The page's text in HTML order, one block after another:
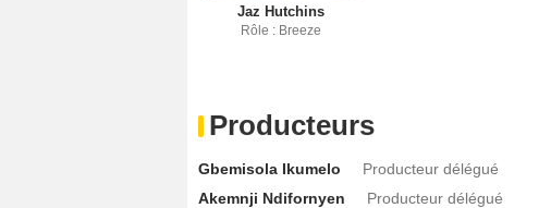
Jaz Hutchins
Rôle : Breeze
Producteurs
Gbemisola Ikumelo
Producteur délégué
Akemnji Ndifornyen
Producteur délégué